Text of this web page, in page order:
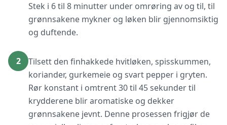
Stek i 6 til 8 minutter under omrøring av og til, til
grønnsakene mykner og løken blir gjennomsiktig
og duftende.
2
Tilsett den finhakkede hvitløken, spisskummen,
koriander, gurkemeie og svart pepper i gryten.
Rør konstant i omtrent 30 til 45 sekunder til
krydderene blir aromatiske og dekker
grønnsakene jevnt. Denne prosessen frigjør de